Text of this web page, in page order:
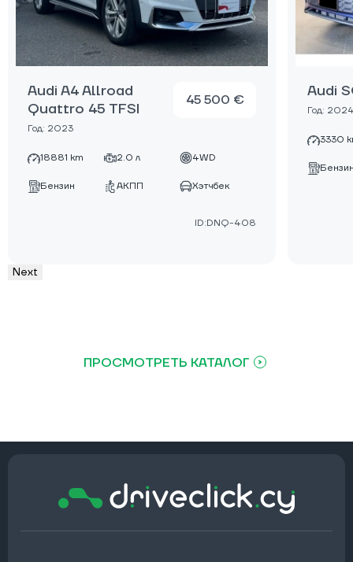
Audi A4 Allroad
Quattro 45 TFSI
Год: 2023
45 500 €
18881 km 2.0 л 4WD
Бензин АКПП Хэтчбек
ID:DNQ-408
Audi
Год:
3330
Next
ПРОСМОТРЕТЬ КАТАЛОГ